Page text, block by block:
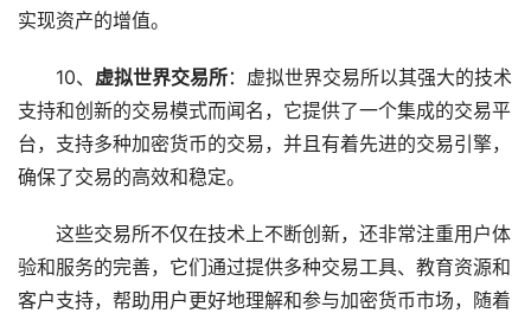
实现资产的增值。
10、 虚拟世界交易所：虚拟世界交易所以其强大的技术
支持和创新的交易模式而闻名，它提供了一个集成的交易平
台，支持多种加密货币的交易，并且有着先进的交易引擎，
确保了交易的高效和稳定。
这些交易所不仅在技术上不断创新，还非常注重用户体
验和服务的完善，它们通过提供多种交易工具、教育资源和
客户支持，帮助用户更好地理解和参与加密货币市场，随着